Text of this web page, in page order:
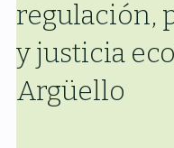
regulación,
y justicia
Argüello